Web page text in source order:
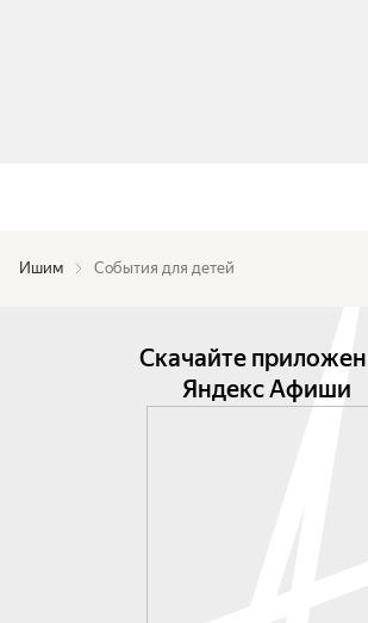
Ишим События для детей
Скачайте
Яндекс Афиши